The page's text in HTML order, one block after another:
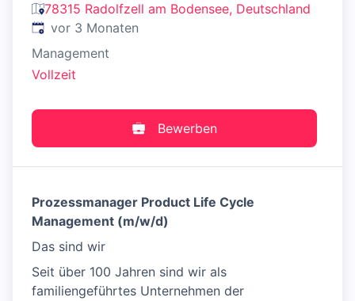
78315 Radolfzell am Bodensee, Deutschland
Veröffentlicht:
vor 3 Monaten
Management
Vollzeit
Bewerben
Prozessmanager Product Life Cycle
Management (m/w/d)
Das sind wir
Seit über 100 Jahren sind wir als
familiengeführtes Unternehmen der